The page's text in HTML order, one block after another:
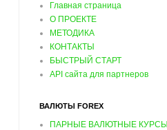
Главная страница
О ПРОЕКТЕ
МЕТОДИКА
КОНТАКТЫ
БЫСТРЫЙ СТАРТ
API сайта для партнеров
ВАЛЮТЫ FOREX
ПАРНЫЕ ВАЛЮТНЫЕ КУРСЫ